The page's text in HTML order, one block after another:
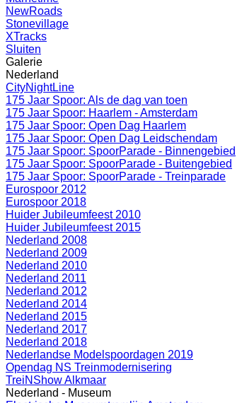
NewRoads
Stonevillage
XTracks
Sluiten
Galerie
Nederland
CityNightLine
175 Jaar Spoor: Als de dag van toen
175 Jaar Spoor: Haarlem - Amsterdam
175 Jaar Spoor: Open Dag Haarlem
175 Jaar Spoor: Open Dag Leidschendam
175 Jaar Spoor: SpoorParade - Binnengebied
175 Jaar Spoor: SpoorParade - Buitengebied
175 Jaar Spoor: SpoorParade - Treinparade
Eurospoor 2012
Eurospoor 2018
Huider Jubileumfeest 2010
Huider Jubileumfeest 2015
Nederland 2008
Nederland 2009
Nederland 2010
Nederland 2011
Nederland 2012
Nederland 2014
Nederland 2015
Nederland 2017
Nederland 2018
Nederlandse Modelspoordagen 2019
Opendag NS Treinmodernisering
TreiNShow Alkmaar
Nederland - Museum